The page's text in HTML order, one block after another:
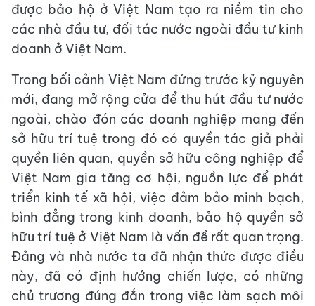
được bảo hộ ở Việt Nam tạo ra niềm tin cho
các nhà đầu tư, đối tác nước ngoài đầu tư kinh
doanh ở Việt Nam.
Trong bối cảnh Việt Nam đứng trước kỷ nguyên
mới, đang mở rộng cửa để thu hút đầu tư nước
ngoài, chào đón các doanh nghiệp mang đến
sở hữu trí tuệ trong đó có quyền tác giả phải
quyền liên quan, quyền sở hữu công nghiệp để
Việt Nam gia tăng cơ hội, nguồn lực để phát
triển kinh tế xã hội, việc đảm bảo minh bạch,
bình đẳng trong kinh doanh, bảo hộ quyền sở
hữu trí tuệ ở Việt Nam là vấn đề rất quan trọng.
Đảng và nhà nước ta đã nhận thức được điều
này, đã có định hướng chiến lược, có những
chủ trương đúng đắn trong việc làm sạch môi